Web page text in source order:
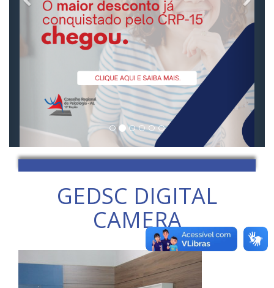
GEDSC DIGITAL
CAMERA